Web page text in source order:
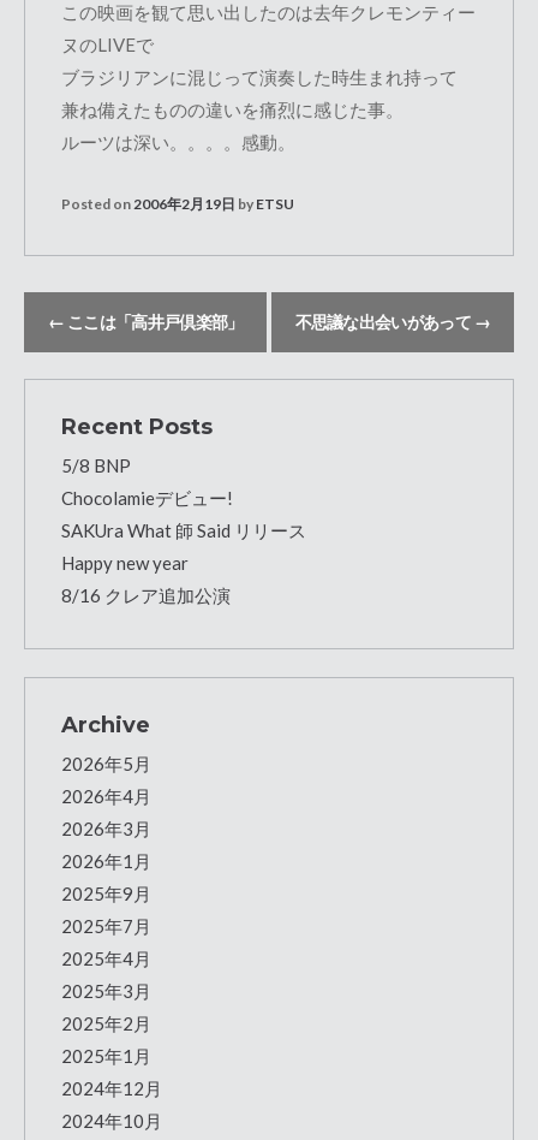
この映画を観て思い出したのは去年クレモンティー
ヌのLIVEで
ブラジリアンに混じって演奏した時生まれ持って
兼ね備えたものの違いを痛烈に感じた事。
ルーツは深い。。。。感動。
Posted on 2006年2月19日 by ETSU
←ここは「高井戸倶楽部」 不思議な出会いがあって →
Recent Posts
5/8 BNP
Chocolamieデビュー!
SAKUra What 師 Said リリース
Happy new year
8/16 クレア追加公演
Archive
2026年5月
2026年4月
2026年3月
2026年1月
2025年9月
2025年7月
2025年4月
2025年3月
2025年2月
2025年1月
2024年12月
2024年10月